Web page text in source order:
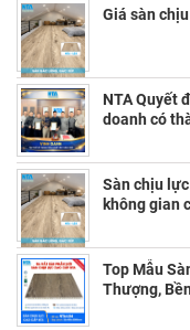
Giá sàn
NTA Quyết
doanh có
Sàn chịu
không gian
Top Mẫu
Thượng,